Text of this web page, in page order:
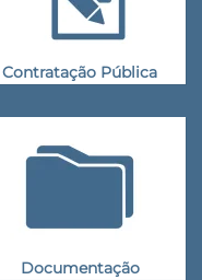
Contratação Pública
Documentação